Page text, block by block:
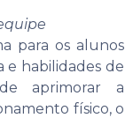
para os alunos
e habilidades de
aprimorar a
físico, o